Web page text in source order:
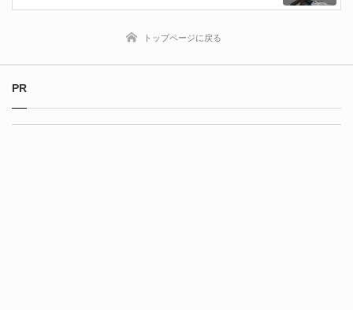
に！
トップページに戻る
PR